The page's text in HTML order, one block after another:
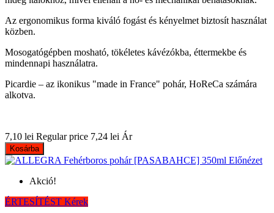
Az ergonomikus forma kiváló fogást és kényelmet biztosít használat
közben.
Mosogatógépben mosható, tökéletes kávézókba, éttermekbe és
mindennapi használatra.
Picardie – az ikonikus "made in France" pohár, HoReCa számára
alkotva.
7,10 lei Regular price 7,24 lei Ár
Kosárba
Előnézet
Akció!
ÉRTESÍTÉST Kérek